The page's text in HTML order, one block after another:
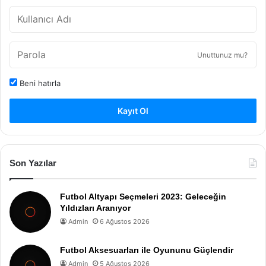
Unuttunuz mu?
Beni hatırla
Kayıt Ol
Son Yazılar
Futbol Altyapı Seçmeleri 2023: Geleceğin
Yıldızları Aranıyor
Admin 6 Ağustos 2026
Futbol Aksesuarları ile Oyununu Güçlendir
Admin 5 Ağustos 2026